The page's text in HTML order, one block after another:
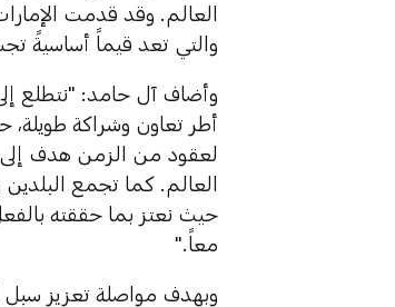
العالم. وقد قدمت
والتي تعد قيماً أساسيةً
وأضاف آل حامد: "نتطلع
أطر تعاون وشراكة طويلة،
لعقود من الزمن هدف
العالم. كما تجمع
حيث نعتز بما حققته
معاً."
وبهدف مواصلة تعزيز سبل